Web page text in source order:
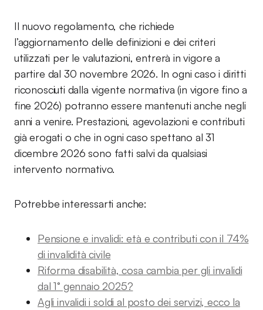
Il nuovo regolamento, che richiede
l’aggiornamento delle definizioni e dei criteri
utilizzati per le valutazioni, entrerà in vigore a
partire dal 30 novembre 2026. In ogni caso i diritti
riconosciuti dalla vigente normativa (in vigore fino a
fine 2026) potranno essere mantenuti anche negli
anni a venire. Prestazioni, agevolazioni e contributi
già erogati o che in ogni caso spettano al 31
dicembre 2026 sono fatti salvi da qualsiasi
intervento normativo.
Potrebbe interessarti anche:
Pensione e invalidi: età e contributi con il 74%
di invalidità civile
Riforma disabilità, cosa cambia per gli invalidi
dal 1° gennaio 2025?
Agli invalidi i soldi al posto dei servizi, ecco la